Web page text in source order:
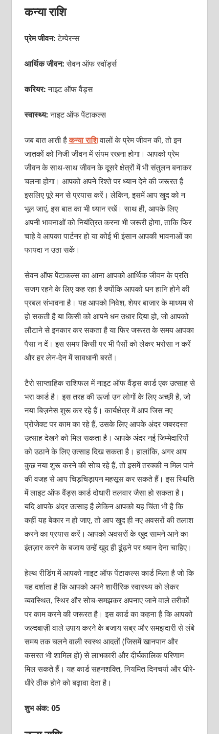
कन्या राशि
प्रेम जीवन:टेम्पेरन्स
आर्थिक जीवन:सेवन ऑफ स्वॉर्ड्स
करियर:नाइट ऑफ वैंड्स
स्वास्थ्य:नाइट ऑफ पेंटाकल्‍स
जब बात आती हैकन्या राशिवालों के प्रेम जीवन की, तो इन
जातकों को निजी जीवन में संयम रखना होगा। आपको प्रेम
जीवन के साथ-साथ जीवन के दूसरे क्षेत्रों में भी संतुलन बनाकर
चलना होगा। आपको अपने रिश्ते पर ध्यान देने की जरूरत है
इसलिए पूरे मन से प्रयास करें। लेकिन, इसमें आप खुद को न
भूल जाएं, इस बात का भी ध्यान रखें। साथ ही, आपके लिए
अपनी भावनाओं को नियंत्रित करना भी जरूरी होगा, ताकि फिर
चाहे वे आपका पार्टनर हो या कोई भी इंसान आपकी भावनाओं का
फायदा न उठा सकें।
सेवन ऑफ पेंटाकल्स का आना आपको आर्थिक जीवन के प्रति
सजग रहने के लिए कह रहा है क्योंकि आपको धन हानि होने की
प्रबल संभावना है। यह आपको निवेश, शेयर बाजार के माध्यम से
हो सकती है या किसी को आपने धन उधार दिया हो, जो आपको
लौटाने से इनकार कर सकता है या फिर जरूरत के समय आपका
पैसा न दें। इस समय किसी पर भी पैसों को लेकर भरोसा न करें
और हर लेन-देन में सावधानी बरतें।
टैरो साप्‍ताहिक राशिफल में नाइट ऑफ वैंड्स कार्ड एक उत्‍साह से
भरा कार्ड है। इस तरह की ऊर्जा उन लोगों के लिए अच्‍छी है, जो
नया बिज़नेस शुरू कर रहे हैं। कार्यक्षेत्र में आप जिस नए
प्रोजेक्‍ट पर काम का रहे हैं, उसके लिए आपके अंदर जबरदस्‍त
उत्‍साह देखने को मिल सकता है। आपके अंदर नई जिम्‍मेद‍ारियों
को उठाने के लिए उत्‍साह दिख सकता है। हालांकि, अगर आप
कुछ नया शुरू करने की सोच रहे हैं, तो इसमें तरक्‍की न मिल पाने
की वजह से आप चिड़चिड़ापन महसूस कर सकते हैं। इस स्थिति
में लाइट ऑफ वैंड्स कार्ड दोधारी तलवार जैसा हो सकता है।
यदि आपके अंदर उत्‍साह है लेकिन आपको यह चिंता भी है कि
कहीं यह बेकार न हो जाए, तो आप खुद ही नए अवसरों की तलाश
करने का प्रयास करें। आपको अवसरों के खुद सामने आने का
इंतज़ार करने के बजाय उन्‍हें खुद ही ढूंढ़ने पर ध्‍यान देना चाहिए।
हेल्‍थ रीडिंग में आपको नाइट ऑफ पेंटाकल्‍स कार्ड मिला है जो कि
यह दर्शाता है कि आपको अपने शारीरिक स्‍वास्‍थ्‍य को लेकर
व्‍यवस्थित, स्थिर और सोच-समझकर अपनाए जाने वाले तरीकों
पर काम करने की जरूरत है। इस कार्ड का कहना है कि आपको
जल्‍दबाज़ी वाले उपाय करने के बजाय सब्र और समझदारी से लंबे
समय तक चलने वाली स्‍वस्‍थ आदतों (जिसमें खानपान और
कसरत भी शामिल हो) से लाभकारी और दीर्घकालिक परिणाम
मिल सकते हैं। यह कार्ड सहनशक्‍ति, नियमित दिनचर्या और धीरे-
धीरे ठीक होने को बढ़ावा देता है।
शुभ अंक: 05